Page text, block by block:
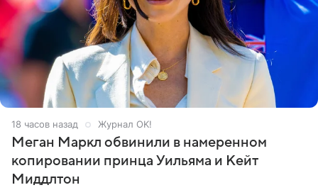
18 часов назад Журнал OK!
Меган Маркл обвинили в намеренном
копировании принца Уильяма и Кейт
Миддлтон